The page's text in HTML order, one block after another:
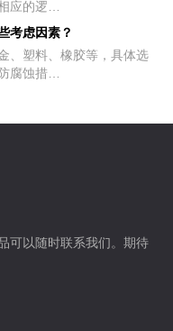
应的逻…
考虑因素？
、塑料、橡胶等，具体选
腐蚀措…
可以随时联系我们。期待